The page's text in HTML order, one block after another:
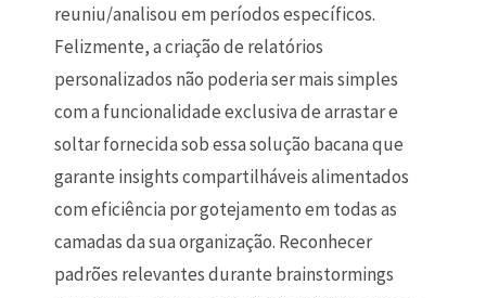
reuniu/analisou em períodos específicos.
Felizmente, a criação de relatórios
personalizados não poderia ser mais simples
com a funcionalidade exclusiva de arrastar e
soltar fornecida sob essa solução bacana que
garante insights compartilháveis alimentados
com eficiência por gotejamento em todas as
camadas da sua organização. Reconhecer
padrões relevantes durante brainstormings